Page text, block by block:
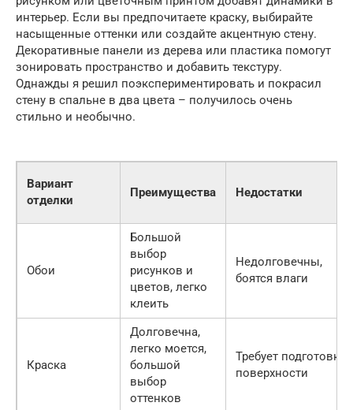
интерьер. Если вы предпочитаете краску, выбирайте
насыщенные оттенки или создайте акцентную стену.
Декоративные панели из дерева или пластика помогут
зонировать пространство и добавить текстуру.
Однажды я решил поэкспериментировать и покрасил
стену в спальне в два цвета – получилось очень
стильно и необычно.
Вариант
отделки
Преимущества Недостатки
Обои
Большой
выбор
рисунков и
цветов, легко
клеить
Недолговечны,
боятся влаги
Краска
Долговечна,
легко моется,
большой
выбор
оттенков
Требует подготовки
поверхности